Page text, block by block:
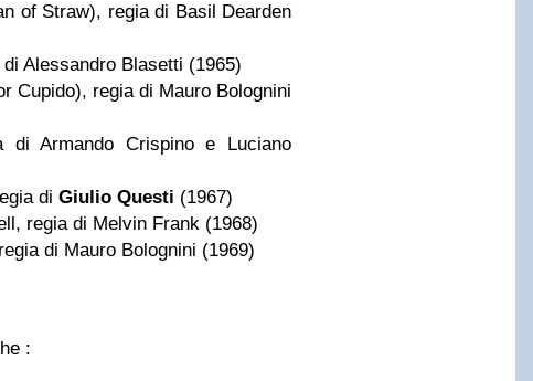
of Straw), regia di Basil Dearden
Alessandro Blasetti (1965)
Cupido), regia di Mauro Bolognini
di Armando Crispino e Luciano
di Giulio Questi (1967)
regia di Melvin Frank (1968)
di Mauro Bolognini (1969)
: